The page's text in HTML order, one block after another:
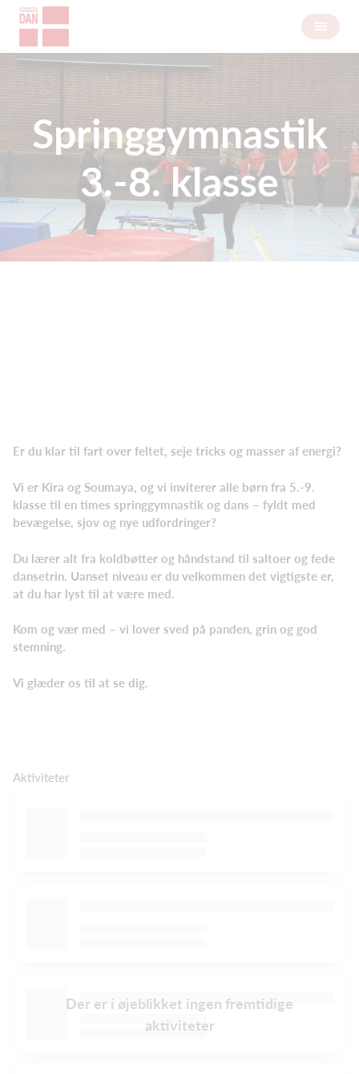
Springgymnastik
3.-8. klasse
Er du klar til fart over feltet, seje tricks og masser af energi?
Vi er Kira og Soumaya, og vi inviterer alle børn fra 5.-9.
klasse til en times springgymnastik og dans – fyldt med
bevægelse, sjov og nye udfordringer?
Du lærer alt fra koldbøtter og håndstand til saltoer og fede
dansetrin. Uanset niveau er du velkommen det vigtigste er,
at du har lyst til at være med.
Kom og vær med – vi lover sved på panden, grin og god
stemning.
Vi glæder os til at se dig.
Aktiviteter
Der er i øjeblikket ingen fremtidige
aktiviteter